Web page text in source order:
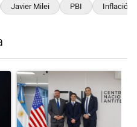
Javier Milei PBI Inflación
título "Luis Caputo aclaró sus
Un artículo de tendencia con